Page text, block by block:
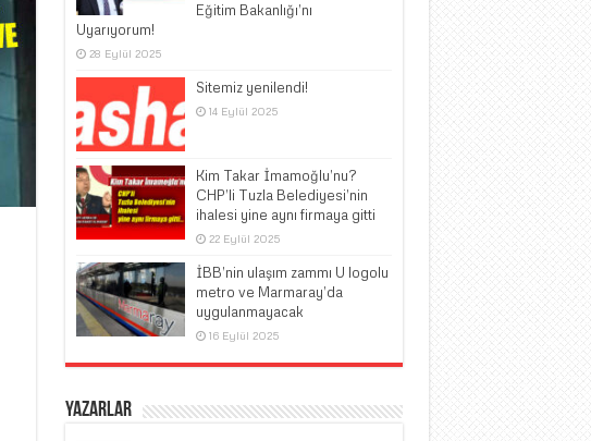
Eğitim Bakanlığı’nı
Uyarıyorum!
28 Eylül 2025
Sitemiz yenilendi!
14 Eylül 2025
Kim Takar İmamoğlu’nu?
CHP’li Tuzla Belediyesi’nin
ihalesi yine aynı firmaya gitti
22 Eylül 2025
İBB’nin ulaşım zammı U logolu
metro ve Marmaray’da
uygulanmayacak
16 Eylül 2025
Yazarlar